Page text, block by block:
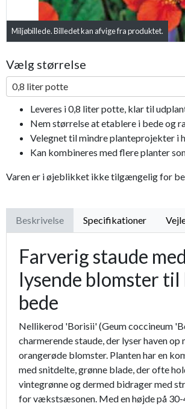
Miljøbillede. Billedet kan afvige fra produktet.
Vælg størrelse
0,8 liter potte
Leveres i 0,8 liter potte, klar til
Nem størrelse at etablere i bede og
Velegnet til mindre planteprojekter i
Kan kombineres med flere planter
Varen er i øjeblikket ikke tilgængelig for
Beskrivelse Specifikationer
Farverig staude med
lysende blomster til
bede
Nellikerod 'Borisii' (Geum coccineum
charmerende staude, der lyser haven op
orangerøde blomster. Planten har en
med snitdelte, grønne blade, der ofte
vintegrønne og dermed bidrager med
for vækstsæsonen. Med en højde på 30-